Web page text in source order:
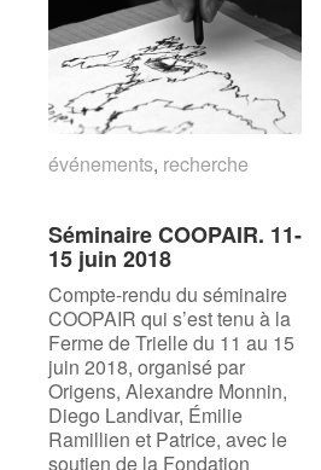
événements, recherche
Séminaire COOPAIR. 11-
15 juin 2018
Compte-rendu du séminaire
COOPAIR qui s’est tenu à la
Ferme de Trielle du 11 au 15
juin 2018, organisé par
Origens, Alexandre Monnin,
Diego Landivar, Émilie
Ramillien et Patrice, avec le
soutien de la Fondation
événements recherche
Séminaire COOPAIR. 11-
15 juin 2018